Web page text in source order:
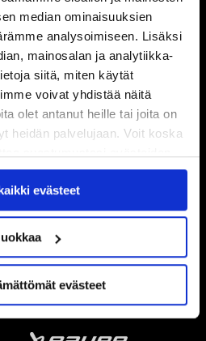
median ominaisuuksien
analysoimiseen. Lisäksi
mainosalan ja analytiikka-
siitä, miten käytät
voivat yhdistää näitä
olet antanut heille tai joita on
heidän palvelujaan. Voit koska
.
evästeet
evästeet